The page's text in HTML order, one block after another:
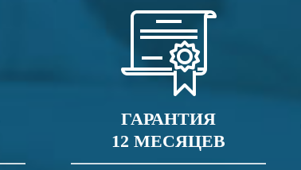
ГАРАНТИЯ
12 МЕСЯЦЕВ